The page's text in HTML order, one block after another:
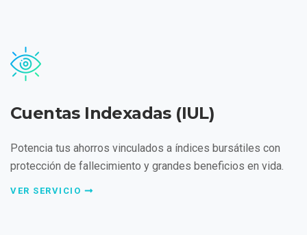
Cuentas Indexadas (IUL)
Potencia tus ahorros vinculados a índices bursátiles con
protección de fallecimiento y grandes beneficios en vida.
VER SERVICIO